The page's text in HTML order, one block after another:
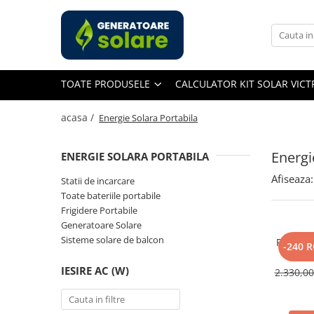
Toate Produsele
Cauta dupa capacitate
Intre 1000-2000W
Peste 3000W
Cauta dupa marca
TOATE PRODUSELE CALCULATOR KIT SOLAR
acasa / Energie Solara Portabila
ENERGIE SOLARA PORTABILA
Statii de incarcare
Toate bateriile portabile
Frigidere Portabile
Generatoare Solare
Sisteme solare de balcon
IESIRE AC (W)
Afiseaza:
-240
Panou